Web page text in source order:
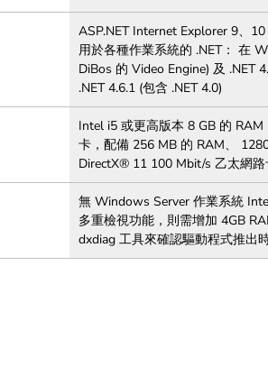
ASP.NET Internet Explorer 9、
用於各種作業系統的 .NET： 在
DiBos 的 Video Engine) 及 .NET
.NET 4.6.1 (包含 .NET 4.0)
Intel i5 或更高版本 8 GB 的
卡，配備 256 MB 的 RAM、
DirectX® 11 100 Mbit/s 乙太網路
無 Windows Server 作業系統
多重檢視功能，則需增加 4GB
dxdiag 工具來確認驅動程式推出